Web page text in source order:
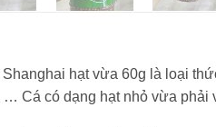
hạt vừa 60g là loại
… Cá có dạng hạt nhỏ vừa